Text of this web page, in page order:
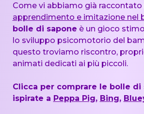
Come vi abbiamo già raccontato
apprendimento e imitazione nel
bolle di sapone è un gioco
lo sviluppo psicomotorio del
questo troviamo riscontro,
animati dedicati ai più piccoli.
Clicca per comprare le bolle di
ispirate a Peppa Pig, Bing,